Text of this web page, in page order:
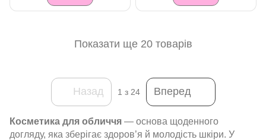
Показати ще 20 товарів
Назад 1 з 24 Вперед
Косметика для обличчя — основа щоденного
догляду, яка зберігає здоров’я й молодість шкіри. У